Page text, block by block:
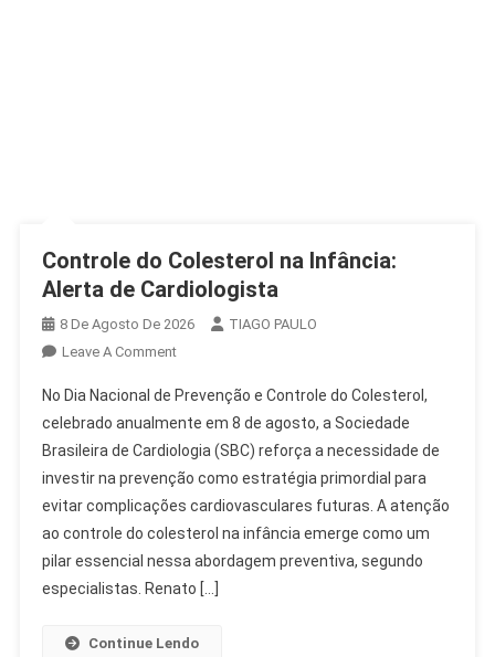
Controle do Colesterol na Infância:
Alerta de Cardiologista
8 De Agosto De 2026
TIAGO PAULO
Leave A CommentOn
Do
Colesterol
Na
Infância:
Alerta
De
Cardiologista
No Dia Nacional de Prevenção e Controle do Colesterol,
celebrado anualmente em 8 de agosto, a Sociedade
Brasileira de Cardiologia (SBC) reforça a necessidade de
investir na prevenção como estratégia primordial para
evitar complicações cardiovasculares futuras. A atenção
ao controle do colesterol na infância emerge como um
pilar essencial nessa abordagem preventiva, segundo
especialistas. Renato […]
Continue Lendo